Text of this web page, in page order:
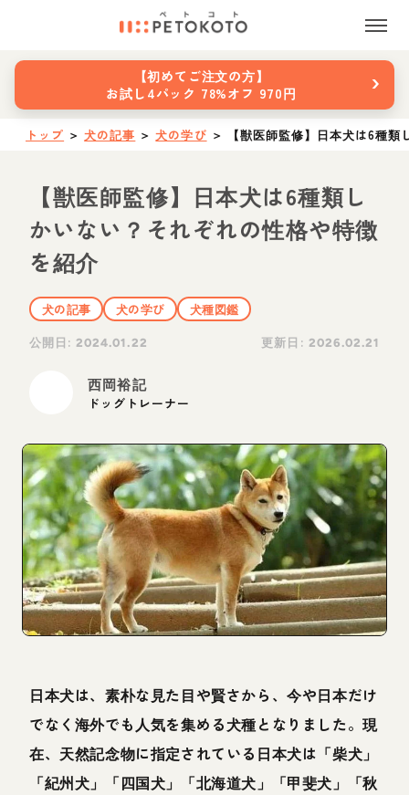
【初めてご注文の方】
お試し4パック 78%オフ 970円
›
トップ ＞ 犬の記事 ＞ 犬の学び ＞ 【獣医師監修】日本犬は6種
【獣医師監修】日本犬は6種類し
かいない？それぞれの性格や特徴
を紹介
犬の記事 犬の学び
犬種図鑑
公開日:2024.01.22 更新日: 2026.02.21
西岡裕記
ドッグトレーナー
日本犬は、素朴な見た目や賢さから、今や日本だけ
でなく海外でも人気を集める犬種となりました。現
在、天然記念物に指定されている日本犬は「柴犬」
「紀州犬」「四国犬」「北海道犬」「甲斐犬」「秋